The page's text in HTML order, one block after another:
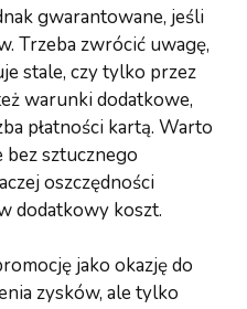
gwarantowane, jeśli
Trzeba zwrócić uwagę,
stale, czy tylko przez
warunki dodatkowe,
płatności kartą. Warto
bez sztucznego
oszczędności
dodatkowy koszt.
jako okazję do
zysków, ale tylko